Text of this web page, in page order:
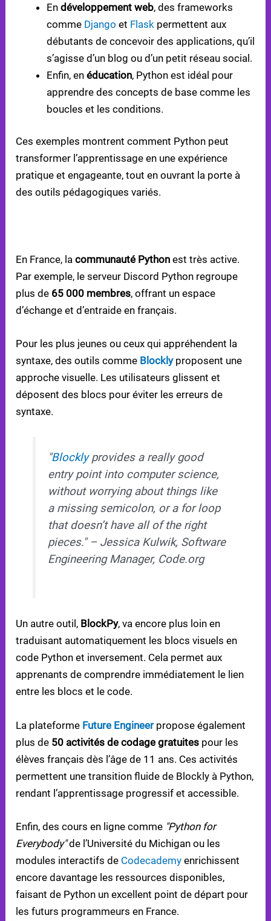
Endéveloppement web, des frameworks
comme Django et Flask permettent aux
débutants de concevoir des applications, qu’il
s’agisse d’un blog ou d’un petit réseau social.
Enfin, enéducation, Python est idéal pour
apprendre des concepts de base comme les
boucles et les conditions.
Ces exemples montrent comment Python peut
transformer l’apprentissage en une expérience
pratique et engageante, tout en ouvrant la porte à
des outils pédagogiques variés.
En France, lacommunauté Python est très active.
Par exemple, le serveur Discord Python regroupe
plus de 65 000 membres, offrant un espace
d’échange et d’entraide en français.
Pour les plus jeunes ou ceux qui appréhendent la
syntaxe, des outils comme Blocklyproposent une
approche visuelle. Les utilisateurs glissent et
déposent des blocs pour éviter les erreurs de
syntaxe.
"Blocklyprovides a really good
entry point into computer science,
without worrying about things like
a missing semicolon, or a for loop
that doesn’t have all of the right
pieces." – Jessica Kulwik, Software
Engineering Manager, Code.org
Un autre outil, BlockPy, va encore plus loin en
traduisant automatiquement les blocs visuels en
code Python et inversement. Cela permet aux
apprenants de comprendre immédiatement le lien
entre les blocs et le code.
La plateforme Future Engineerpropose également
plus de 50 activités de codage gratuites pour les
élèves français dès l’âge de 11 ans. Ces activités
permettent une transition fluide de Blockly à Python,
rendant l’apprentissage progressif et accessible.
Enfin, des cours en ligne comme "Python for
Everybody"de l’Université du Michigan ou les
modules interactifs de Codecademy enrichissent
encore davantage les ressources disponibles,
faisant de Python un excellent point de départ pour
les futurs programmeurs en France.